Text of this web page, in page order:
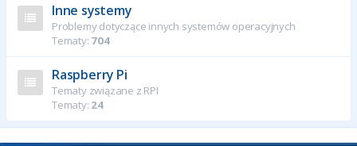
Inne systemy
Problemy dotyczące innych systemów operacyjnych
Tematy: 704
Raspberry Pi
Tematy związane z RPI
Tematy: 24